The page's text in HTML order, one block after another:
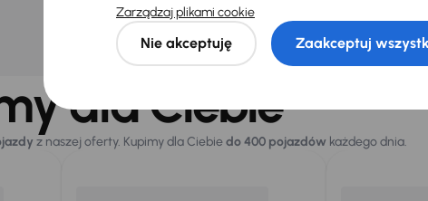
Najniższa cena z
30 dni przed
obniżką
146 200 zł
Cena po obniżce
133 500 zł
dla Ciebie
z naszej oferty. Kupimy dla Ciebiedo 400 pojazdów każdego dnia.
Zarządzaj plikami cookie
Nie akceptuję Zaakceptuj